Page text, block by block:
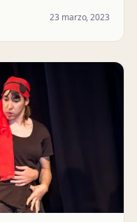
23 marzo, 2023